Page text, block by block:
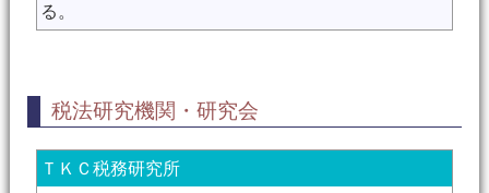
る。
税法研究機関・研究会
ＴＫＣ税務研究所